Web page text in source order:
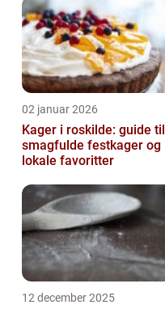
02 januar 2026
Kager i roskilde: guide til
smagfulde festkager og
lokale favoritter
12 december 2025